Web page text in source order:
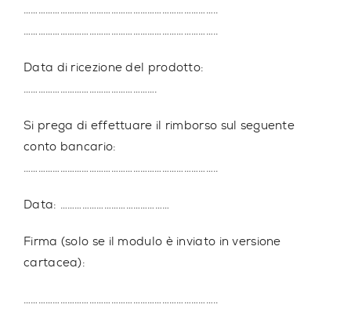
……………………………………………………………………..
……………………………………………………………………..
Data di ricezione del prodotto:
……………………………………………….
Si prega di effettuare il rimborso sul seguente
conto bancario:
……………………………………………………………………..
Data: ………………………………………
Firma (solo se il modulo è inviato in versione
cartacea):
……………………………………………………………………..